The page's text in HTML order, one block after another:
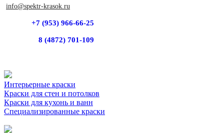
info@spektr-krasok.ru
+7 (953) 966-66-25
8 (4872) 701-109
Интерьерные краски
Краски для стен и потолков
Краски для кухонь и ванн
Специализированные краски